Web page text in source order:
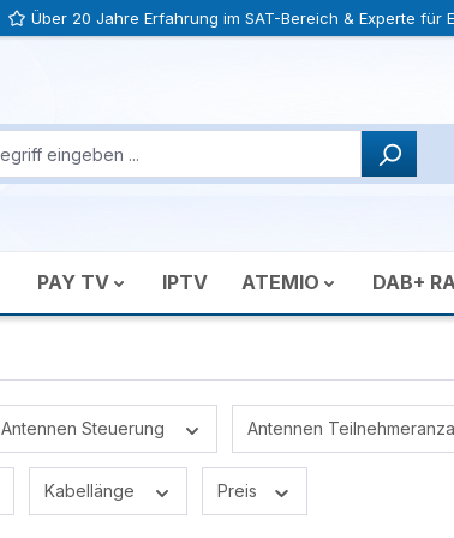
Über 20 Jahre Erfahrung im SAT-Bereich & Experte für
PAY TV IPTV ATEMIO DAB+
Antennen Steuerung Antennen
Kabellänge Preis